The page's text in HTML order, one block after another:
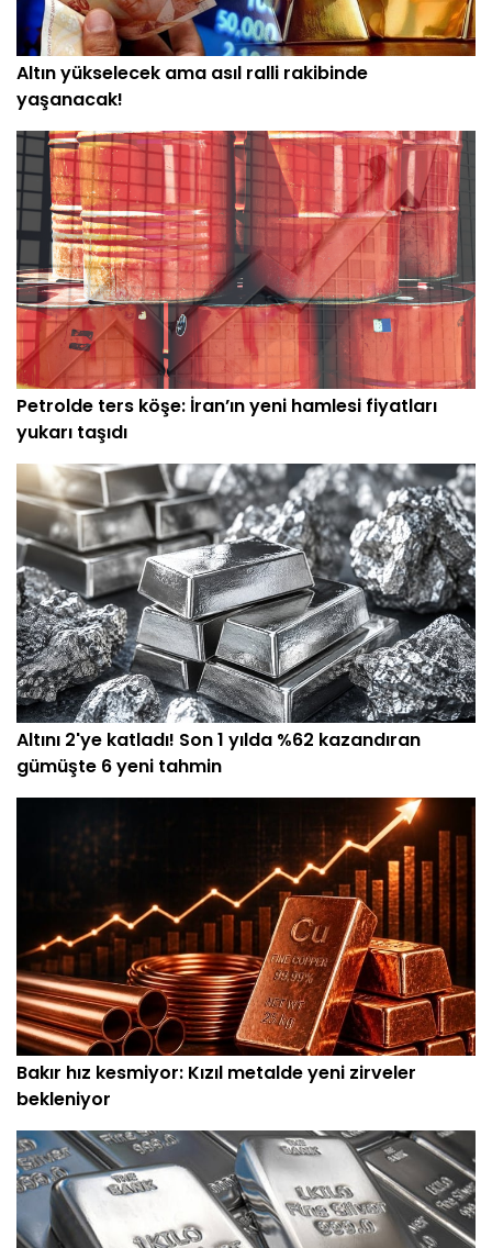
Altın yükselecek ama asıl ralli rakibinde
yaşanacak!
Petrolde ters köşe: İran’ın yeni hamlesi fiyatları
yukarı taşıdı
Altını 2'ye katladı! Son 1 yılda %62 kazandıran
gümüşte 6 yeni tahmin
Bakır hız kesmiyor: Kızıl metalde yeni zirveler
bekleniyor